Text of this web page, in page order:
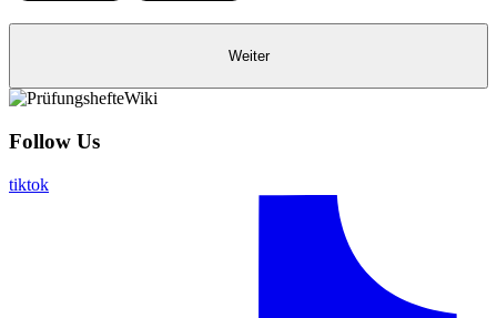
Follow Us
tiktok